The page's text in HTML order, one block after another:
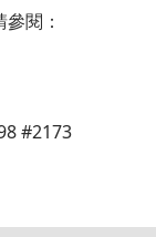
參閱：
#2173